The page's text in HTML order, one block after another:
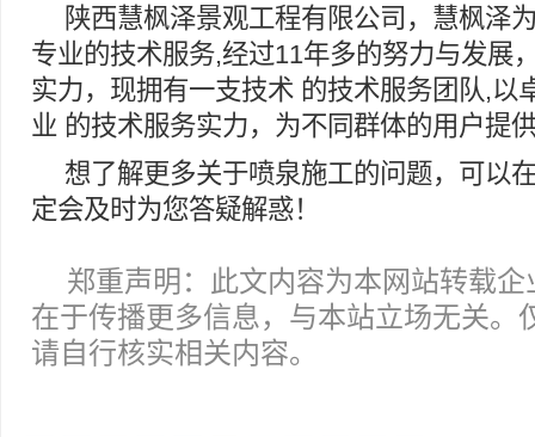
陕西慧枫泽景观工程有限公司，慧枫泽
专业的技术服务,经过11年多的努力与发展
实力，现拥有一支技术 的技术服务团队,以
业 的技术服务实力，为不同群体的用户提
想了解更多关于喷泉施工的问题，可以
定会及时为您答疑解惑！
郑重声明：此文内容为本网站转载
在于传播更多信息，与本站立场无关。
请自行核实相关内容。